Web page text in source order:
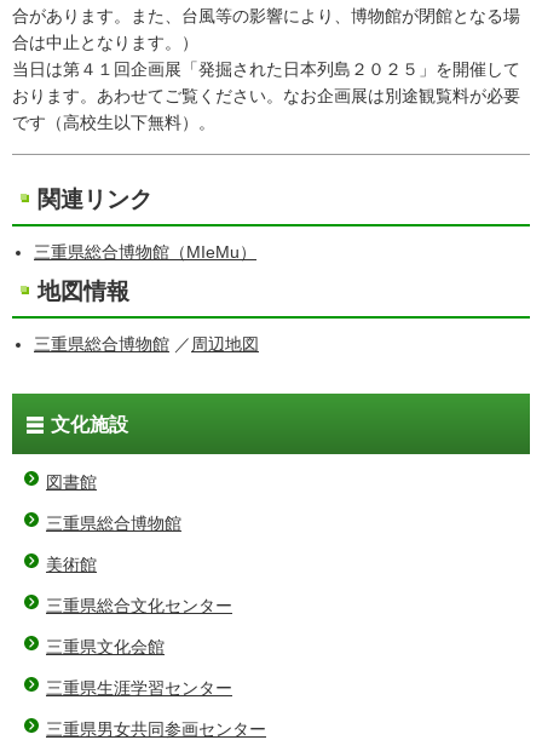
合があります。また、台風等の影響により、博物館が閉館となる場
合は中止となります。）
当日は第４１回企画展「発掘された日本列島２０２５」を開催して
おります。あわせてご覧ください。なお企画展は別途観覧料が必要
です（高校生以下無料）。
関連リンク
三重県総合博物館（MIeMu）
地図情報
三重県総合博物館 ／ 周辺地図
文化施設
図書館
三重県総合博物館
美術館
三重県総合文化センター
三重県文化会館
三重県生涯学習センター
三重県男女共同参画センター